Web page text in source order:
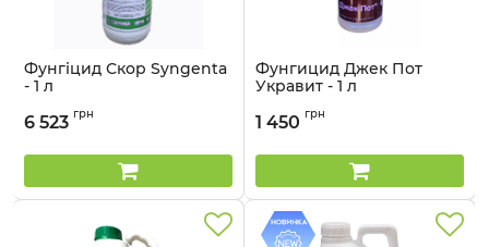
Фунгіцид Скор Syngenta
- 1 л
6 523 грн
Фунгицид Джек Пот
Укравит - 1 л
1 450 грн